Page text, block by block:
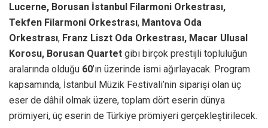
Lucerne, Borusan İstanbul Filarmoni Orkestrası,
Tekfen Filarmoni Orkestrası, Mantova Oda
Orkestrası, Franz Liszt Oda Orkestrası, Macar Ulusal
Korosu, Borusan Quartet gibi birçok prestijli topluluğun
aralarında olduğu 60’ın üzerinde ismi ağırlayacak. Program
kapsamında, İstanbul Müzik Festivali’nin siparişi olan üç
eser de dâhil olmak üzere, toplam dört eserin dünya
prömiyeri, üç eserin de Türkiye prömiyeri gerçekleştirilecek.